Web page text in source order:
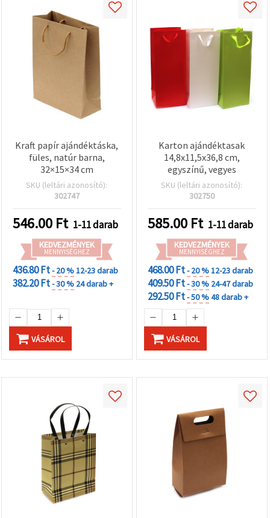
Kraft papír ajándéktáska,
füles, natúr barna,
32×15×34 cm
SKU (leltári azonosító):
302747
546.00 Ft 1-11 darab
KEDVEZMÉNYEK
MENNYISÉGHEZ
436.80 Ft- 20 %12-23 darab
382.20 Ft- 30 % 24 darab +
VÁSÁROL
Karton ajándéktasak
14,8x11,5x36,8 cm,
egyszínű, vegyes
SKU (leltári azonosító):
302750
585.00 Ft 1-11 darab
KEDVEZMÉNYEK
MENNYISÉGHEZ
468.00 Ft- 20 %12-23 darab
409.50 Ft- 30 % 24-47 darab
292.50 Ft- 50 %48 darab +
VÁSÁROL